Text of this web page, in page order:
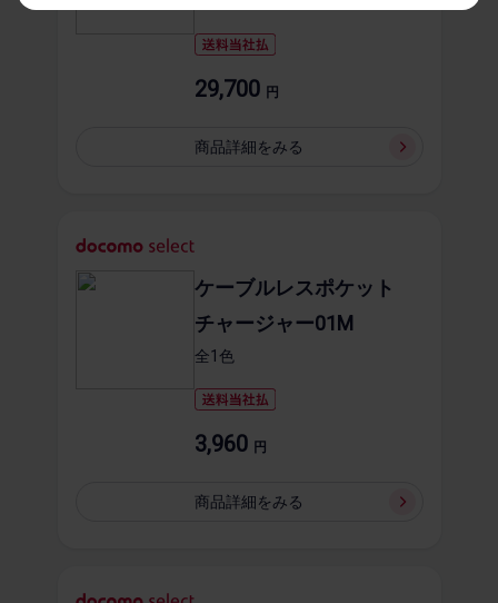
29,700 円
商品詳細を​みる
ケーブルレスポケット
チャージャー01M
全1​色
3,960 円
商品詳細を​みる